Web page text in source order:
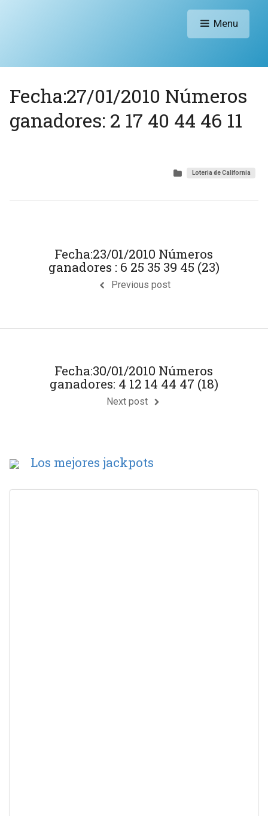
Menu
Fecha:27/01/2010 Números
ganadores: 2 17 40 44 46 11
Loteria de California
Fecha:23/01/2010 Números
ganadores : 6 25 35 39 45 (23)
Previous post
Fecha:30/01/2010 Números
ganadores: 4 12 14 44 47 (18)
Next post
Los mejores jackpots